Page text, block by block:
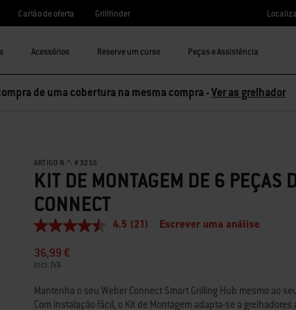
Cartão de oferta Grillfinder
Acessórios Reserve um curso Peças e Assistência
de uma cobertura na mesma compra -Ver as grelhador
ARTIGO N.º: # 3255
KIT DE MONTAGEM DE 6 PEÇAS
CONNECT
4.5
5
estrelas,
médio
de
4.5 (21) Escrever uma análise
36,99 €
incl. IVA
Mantenha o seu Weber Connect Smart Grilling Hub mesmo ao
Com instalação fácil, o Kit de Montagem adapta-se a